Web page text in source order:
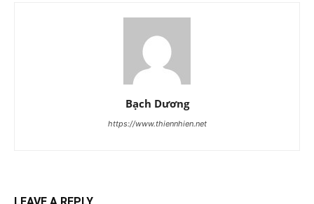
Bạch Dương
https://www.thiennhien.net